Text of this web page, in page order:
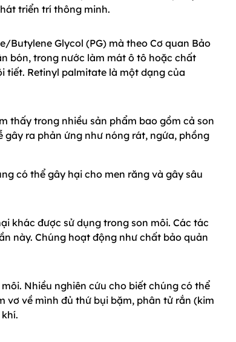
triển trí thông minh.
Butylene Glycol (PG) mà theo Cơ quan Bảo
bón, trong nước làm mát ô tô hoặc chất
tiết. Retinyl palmitate là một dạng của
thấy trong nhiều sản phẩm bao gồm cả son
ra phản ứng như nóng rát, ngứa, phồng
có thể gây hại cho men răng và gây sâu
khác được sử dụng trong son môi. Các tác
này. Chúng hoạt động như chất bảo quản
Nhiều nghiên cứu cho biết chúng có thể
vơ về mình đủ thứ bụi bặm, phân tử rắn (kim